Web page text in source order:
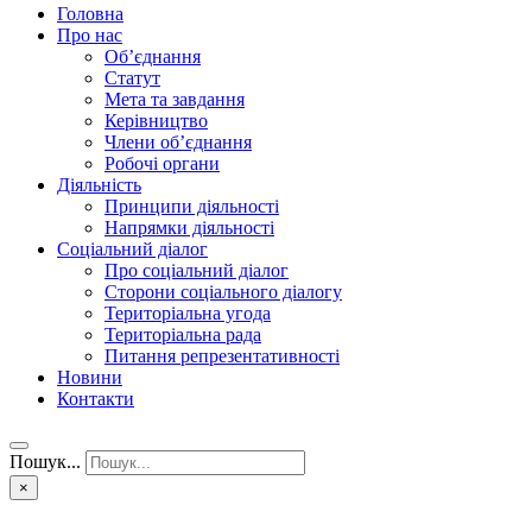
Головна
Про нас
Об’єднання
Статут
Мета та завдання
Керівництво
Члени об’єднання
Робочі органи
Діяльність
Принципи діяльності
Напрямки діяльності
Соціальний діалог
Про соціальний діалог
Сторони соціального діалогу
Територіальна угода
Територіальна рада
Питання репрезентативності
Новини
Контакти
Пошук...
×